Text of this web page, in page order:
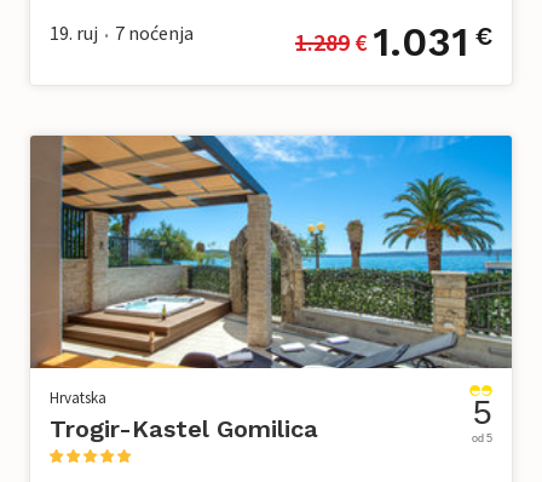
19. ruj • 7 noćenja 1.289 € 1.031 €
Hrvatska
Trogir-Kastel Gomilica 5
od 5